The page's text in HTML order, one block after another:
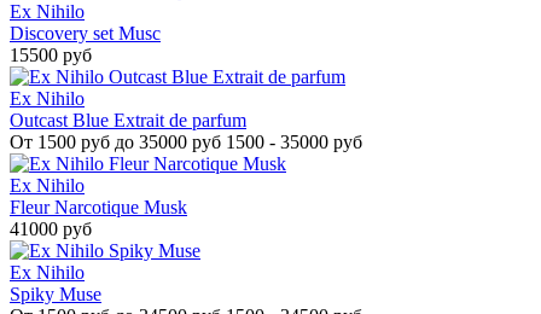
Ex Nihilo
Discovery set Musc
15500 руб
Ex Nihilo
Outcast Blue Extrait de parfum
От 1500 руб до 35000 руб 1500 - 35000 руб
Ex Nihilo
Fleur Narcotique Musk
41000 руб
Ex Nihilo
Spiky Muse